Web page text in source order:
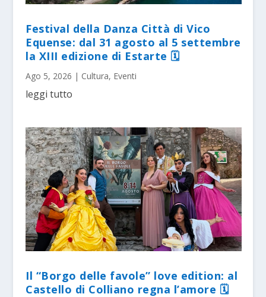
Festival della Danza Città di Vico
Equense: dal 31 agosto al 5 settembre
la XIII edizione di Estarte 🗓
Ago 5, 2026 | Cultura, Eventi
leggi tutto
Il “Borgo delle favole” love edition: al
Castello di Colliano regna l’amore 🗓